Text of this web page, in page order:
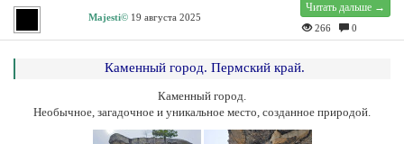
Читать дальше →
Majesti© 19 августа 2025
266
0
Каменный город. Пермский край.
Каменный город.
Необычное, загадочное и уникальное место, созданное природой.